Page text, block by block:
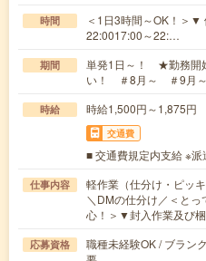
時間
＜1日3時間～OK！＞
22:0017:00～22:…
期間
単発1日～！ ★勤務開
い！ ＃8月～ ＃9月～
時給 時給1,500円～1,875円
交通費
■ 交通費規定内支給 ※派
仕事内容
軽作業（仕分け・ピッ
＼DMの仕分け／＜と
心！＞▼封入作業及び
応募資格
職種未経験OK / ブラン